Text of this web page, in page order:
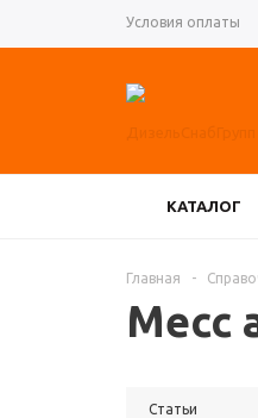
Условия оплаты
КАТАЛОГ
Главная -
Mecc
Статьи